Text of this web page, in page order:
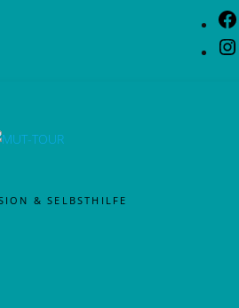
& SELBSTHILFE
Du hast Interesse